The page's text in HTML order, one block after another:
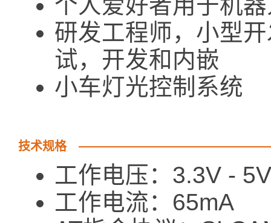
研发工程师，小型
试，开发和内嵌
小车灯光控制系统
技术规格
工作电压：3.3V - 5V
工作电流：65mA